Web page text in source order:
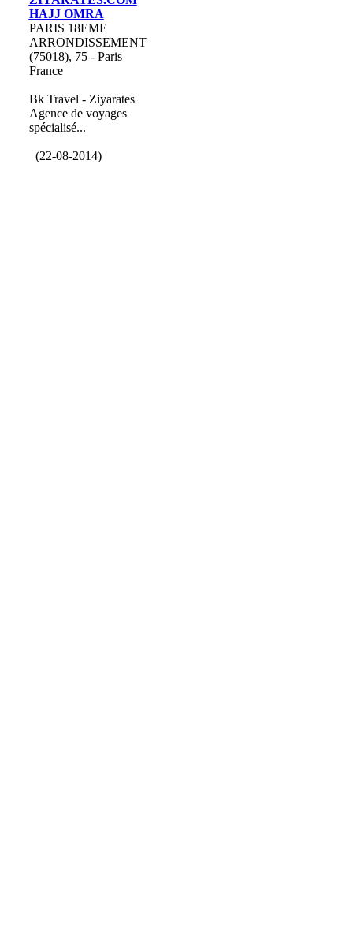
HAJJ OMRA
PARIS 18EME
ARRONDISSEMENT
(75018), 75 - Paris
France
Bk Travel - Ziyarates
Agence de voyages
spécialisé...
(22-08-2014)